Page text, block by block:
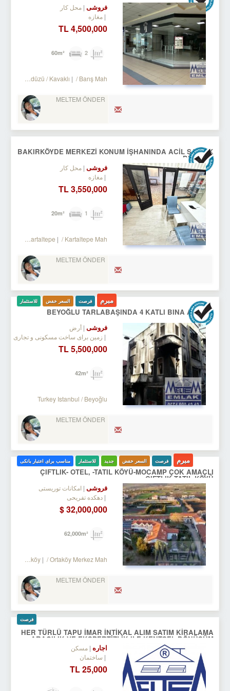
فروشی محل کار
مغازه
4,500,000 TL
2
/ Kavaklı / Barış Mah.
MELTEM ÖNDER
BAKIRKÖYDE MERKEZİ KONUM İŞHANINDA ACİL SATILIK
DÜKKAN
فروشی محل کار
مغازه
3,550,000 TL
1
/ Kartaltepe / Kartaltepe Mah.
MELTEM ÖNDER
مبرم فرصت السعر خفض للاستثمار
BEYOĞLU TARLABAŞINDA 4 KATLI BINA ARSASI
فروشی أرض
زمین برای ساخت مسکونی و تجاری
5,500,000 TL
Turkey Istanbul / Beyoğlu
MELTEM ÖNDER
مبرم فرصت السعر خفض جدید للاستثمار مناسب برای اعتبار بانکی
ÇIFTLIK- OTEL, -TATIL KÖYÜ-MOCAMP ÇOK AMAÇLI
ÇIFTLIK TATIL KÖYÜ
فروشی امکانات توریستی
دهکده تفریحی
32,000,000 $
/ Ortaköy / Ortaköy Merkez Mah.
MELTEM ÖNDER
فرصت
HER TÜRLÜ TAPU İMAR İNTİKAL ALIM SATIM KİRALAMA
ARACILIK VE EKSPERTİZLİK ILE KENTSEL DÖNÜŞÜM
DANIŞMANLIK HİZMETLERİ اجاره مسکن
ساختمان
25,000 TL